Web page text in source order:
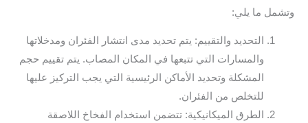
وتشمل ما يلي:
التحديد والتقييم: يتم تحديد مدى انتشار الفئران ومدخلاتها
والمسارات التي تتبعها في المكان المصاب. يتم تقييم حجم
المشكلة وتحديد الأماكن الرئيسية التي يجب التركيز عليها
للتخلص من الفئران.
الطرق الميكانيكية: تتضمن استخدام الفخاخ اللاصقة